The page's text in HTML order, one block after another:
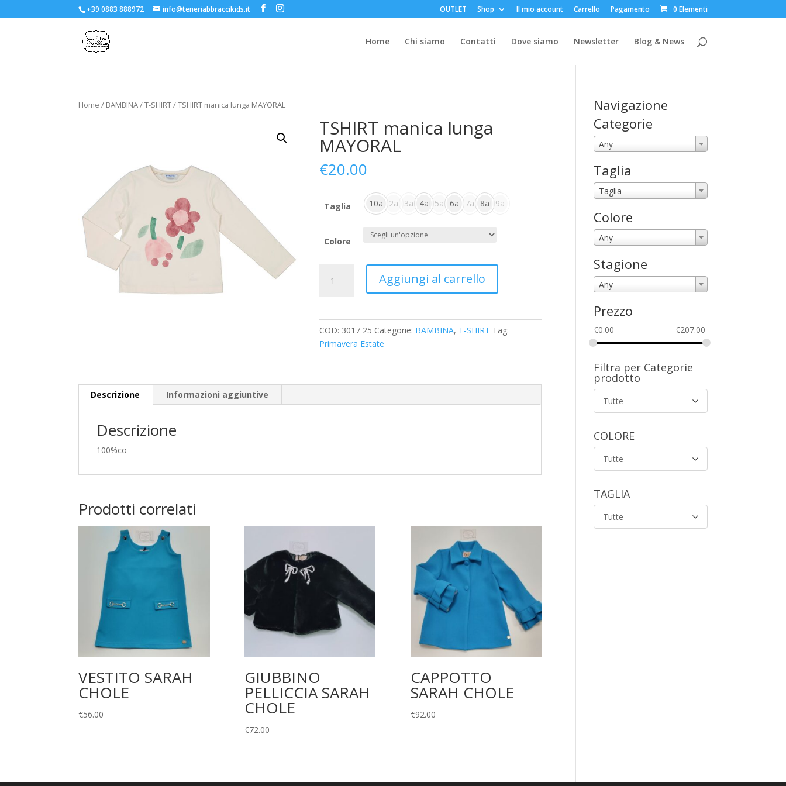
+39 0883 888972 info@teneriabbraccikids.it OUTLET Shop Il mio account Carrello Pagamento 0 Elementi
Home Chi siamo Contatti Dove siamo Newsletter Blog & News
Home / BAMBINA/T-SHIRT/ TSHIRT manica lunga MAYORAL
TSHIRT manica lunga
MAYORAL
€20.00
Taglia 10a 2a 3a 4a 5a 6a 7a 8a 9a
Colore
manica
Aggiungi al carrello
COD: 3017 25 Categorie: BAMBINA, T-SHIRT Tag:
Primavera Estate
Descrizione Informazioni aggiuntive
Descrizione
100%co
Prodotti correlati
VESTITO SARAH
CHOLE
€56.00
GIUBBINO
PELLICCIA SARAH
CHOLE
€72.00
CAPPOTTO
SARAH CHOLE
€92.00
Navigazione
Categorie
Any
Taglia
Taglia
Colore
Any
Stagione
Any
Prezzo
€0.00 €207.00
Filtra per Categorie
prodotto
Tutte
COLORE
Tutte
TAGLIA
Tutte